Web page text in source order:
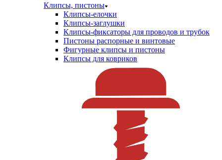
Клипсы, пистоны
Клипсы-елочки
Клипсы-заглушки
Клипсы-фиксаторы для проводов и трубок
Пистоны распорные и винтовые
Фигурные клипсы и пистоны
Клипсы для ковриков